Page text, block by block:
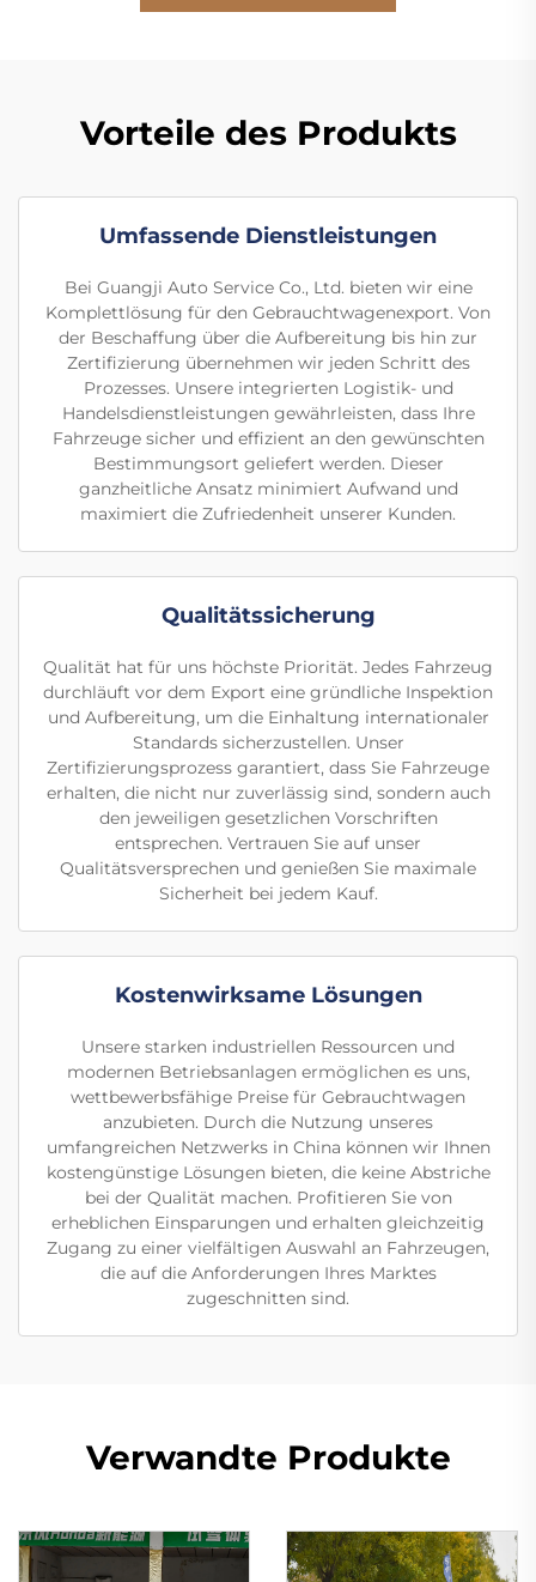
Vorteile des Produkts
Umfassende Dienstleistungen
Bei Guangji Auto Service Co., Ltd. bieten wir eine
Komplettlösung für den Gebrauchtwagenexport. Von
der Beschaffung über die Aufbereitung bis hin zur
Zertifizierung übernehmen wir jeden Schritt des
Prozesses. Unsere integrierten Logistik- und
Handelsdienstleistungen gewährleisten, dass Ihre
Fahrzeuge sicher und effizient an den gewünschten
Bestimmungsort geliefert werden. Dieser
ganzheitliche Ansatz minimiert Aufwand und
maximiert die Zufriedenheit unserer Kunden.
Qualitätssicherung
Qualität hat für uns höchste Priorität. Jedes Fahrzeug
durchläuft vor dem Export eine gründliche Inspektion
und Aufbereitung, um die Einhaltung internationaler
Standards sicherzustellen. Unser
Zertifizierungsprozess garantiert, dass Sie Fahrzeuge
erhalten, die nicht nur zuverlässig sind, sondern auch
den jeweiligen gesetzlichen Vorschriften
entsprechen. Vertrauen Sie auf unser
Qualitätsversprechen und genießen Sie maximale
Sicherheit bei jedem Kauf.
Kostenwirksame Lösungen
Unsere starken industriellen Ressourcen und
modernen Betriebsanlagen ermöglichen es uns,
wettbewerbsfähige Preise für Gebrauchtwagen
anzubieten. Durch die Nutzung unseres
umfangreichen Netzwerks in China können wir Ihnen
kostengünstige Lösungen bieten, die keine Abstriche
bei der Qualität machen. Profitieren Sie von
erheblichen Einsparungen und erhalten gleichzeitig
Zugang zu einer vielfältigen Auswahl an Fahrzeugen,
die auf die Anforderungen Ihres Marktes
zugeschnitten sind.
Verwandte Produkte